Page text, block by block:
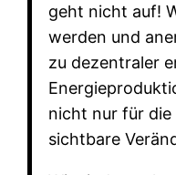
geht nicht auf!
werden und
zu dezentraler
nicht nur für die
sichtbare